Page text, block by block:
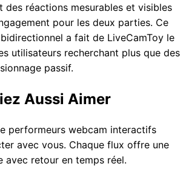
des réactions mesurables et visibles
pour les deux parties. Ce
a fait de LiveCamToy le
utilisateurs recherchant plus que des
passif.
Aussi Aimer
performeurs webcam interactifs
avec vous. Chaque flux offre une
avec retour en temps réel.